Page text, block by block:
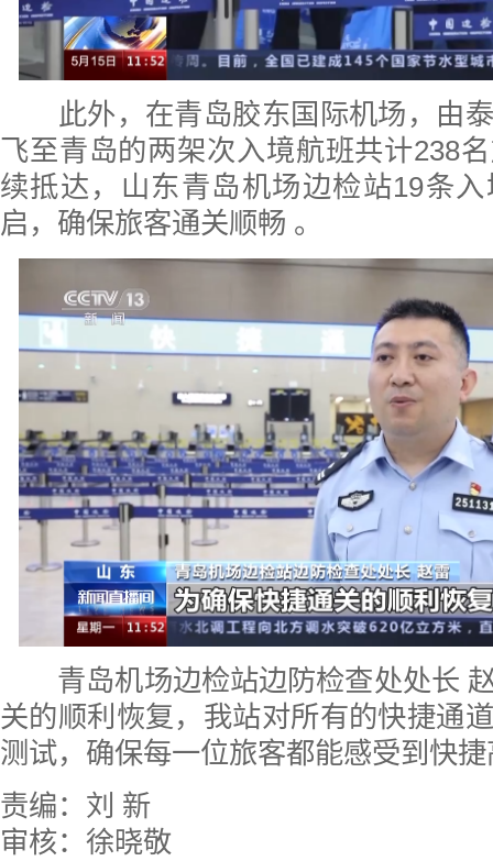
此外，在青岛胶东国际机场，由泰
飞至青岛的两架次入境航班共计238
续抵达，山东青岛机场边检站19条
启，确保旅客通关顺畅 。
青岛机场边检站边防检查处处长
关的顺利恢复，我站对所有的快捷通
测试，确保每一位旅客都能感受到快
责编：刘 新
审核：徐晓敬